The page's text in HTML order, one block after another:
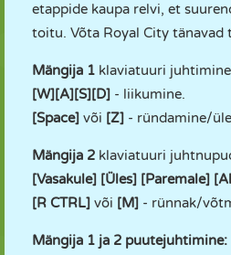
etappide kaupa relvi, et
toitu. Võta Royal City tänavad
Mängija 1 klaviatuuri
[W][A][S][D] - liikumine.
[Space] või [Z] - ründamine/
Mängija 2 klaviatuuri
[Vasakule] [Üles] [Paremale]
[R CTRL] või [M] - rünnak/
Mängija 1 ja 2 puutejuhtimine: